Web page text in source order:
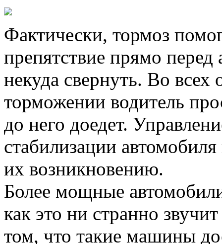
Фактически, тормоз
препятствие прямо
некуда свернуть. Во всех
торможении водитель
до него доедет.
стабилизации
их возникновению.
Более мощные
как это ни странно
том, что такие машины